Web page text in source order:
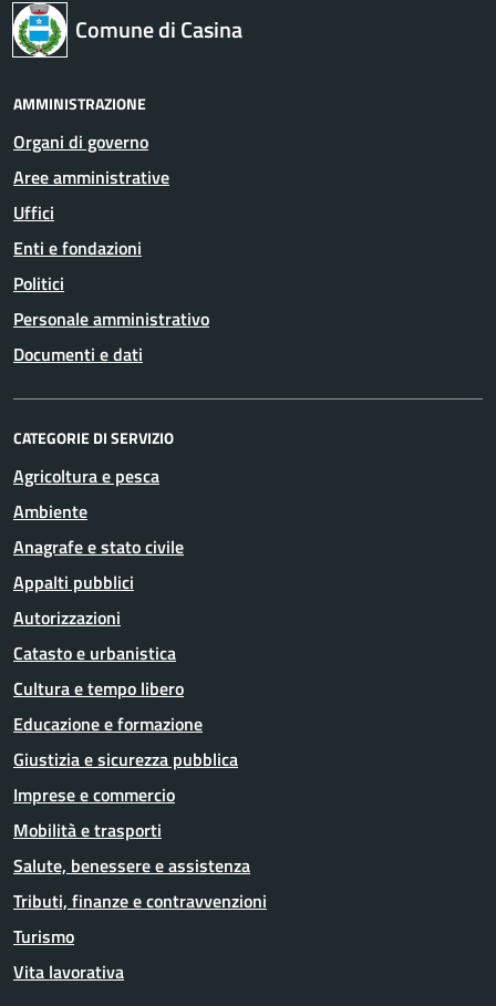
Comune di Casina
AMMINISTRAZIONE
Organi di governo
Aree amministrative
Uffici
Enti e fondazioni
Politici
Personale amministrativo
Documenti e dati
CATEGORIE DI SERVIZIO
Agricoltura e pesca
Ambiente
Anagrafe e stato civile
Appalti pubblici
Autorizzazioni
Catasto e urbanistica
Cultura e tempo libero
Educazione e formazione
Giustizia e sicurezza pubblica
Imprese e commercio
Mobilità e trasporti
Salute, benessere e assistenza
Tributi, finanze e contravvenzioni
Turismo
Vita lavorativa